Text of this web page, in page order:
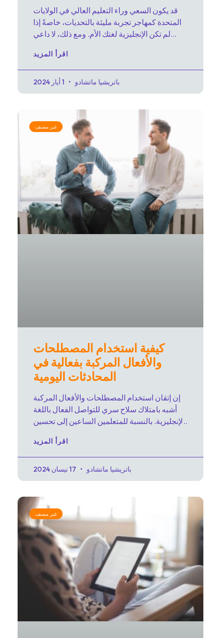
قد يكون السعي وراء التعليم العالي في الولايات
المتحدة كمهاجر تجربة مليئة بالتحديات، خاصةً إذا
لم تكن الإنجليزية لغتك الأم. ومع ذلك، لا داعي
اقرأ المزيد
باتريشيا ماتشادو
غير مصنف
كيفية استخدام المصطلحات
والأفعال المركبة بفعالية في
المحادثات اليومية
إن إتقان استخدام المصطلحات والأفعال المركبة
أشبه بامتلاك سلاح سري للتواصل الفعال باللغة
الإنجليزية. بالنسبة للمتعلمين الساعين إلى تحسين
اقرأ المزيد
باتريشيا ماتشادو
غير مصنف